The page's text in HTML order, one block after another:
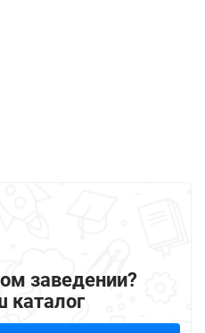
заведении?
каталог